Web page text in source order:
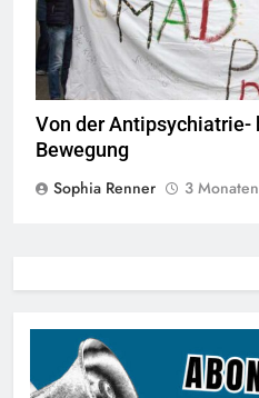
Von der Antipsychiatrie-
Bewegung
Sophia Renner
3 Monaten